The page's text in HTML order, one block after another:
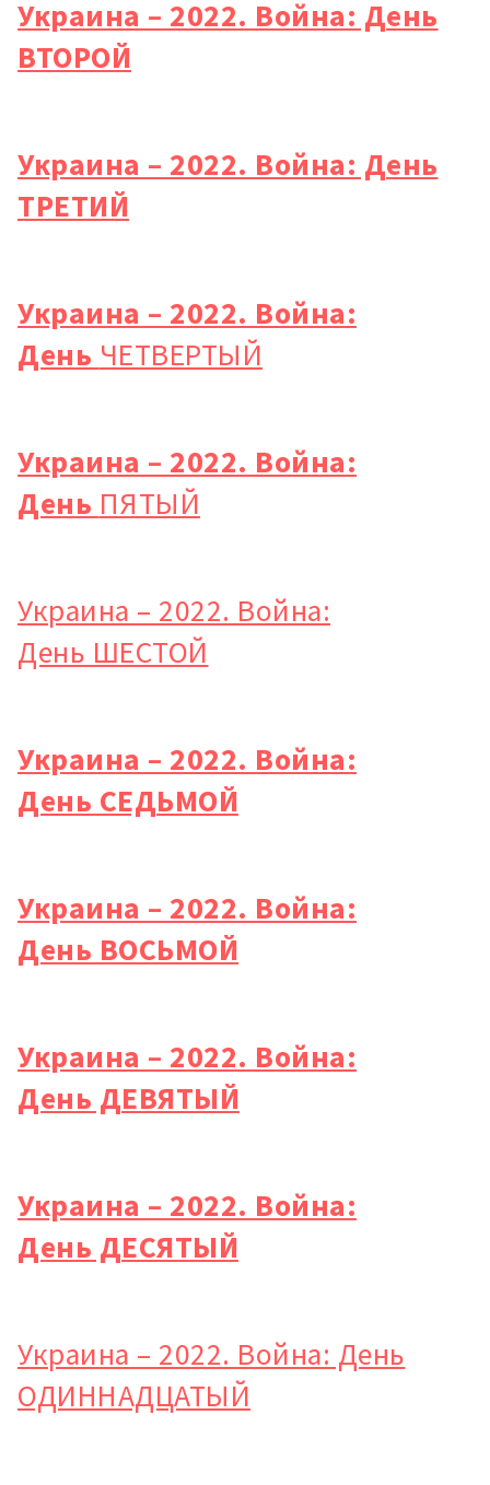
Украина – 2022. Война: День
ВТОРОЙ
Украина – 2022. Война: День
ТРЕТИЙ
Украина – 2022. Война:
День ЧЕТВЕРТЫЙ
Украина – 2022. Война:
День ПЯТЫЙ
Украина – 2022. Война:
День ШЕСТОЙ
Украина – 2022. Война:
День СЕДЬМОЙ
Украина – 2022. Война:
День ВОСЬМОЙ
Украина – 2022. Война:
День ДЕВЯТЫЙ
Украина – 2022. Война:
День ДЕСЯТЫЙ
Украина – 2022. Война: День
ОДИННАДЦАТЫЙ